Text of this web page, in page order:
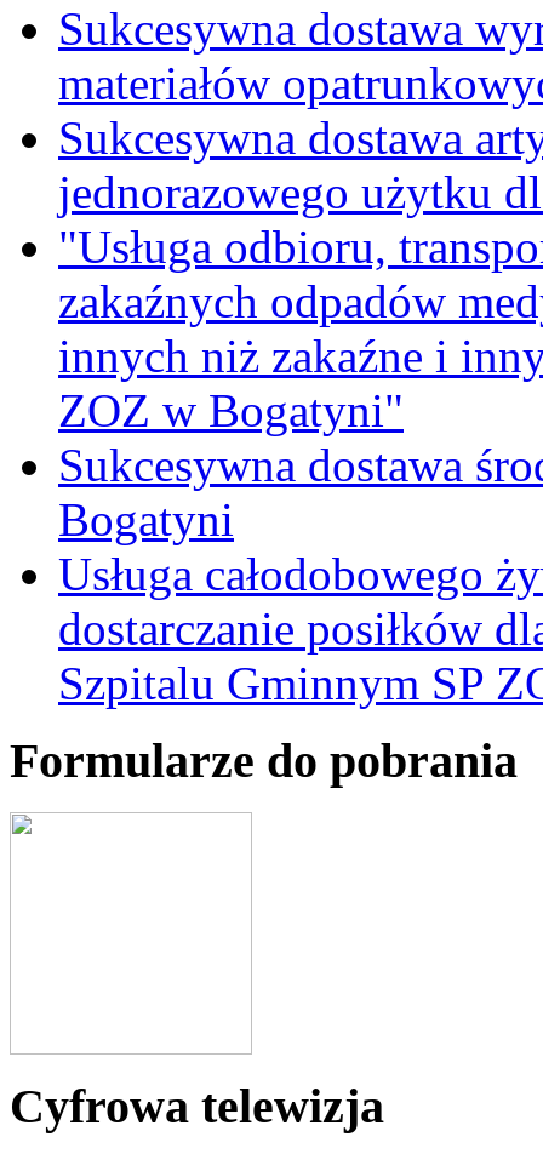
Sukcesywna dostawa
materiałów
Sukcesywna dostawa
jednorazowego użytku
"Usługa odbioru,
zakaźnych odpadów
innych niż zakaźne i
ZOZ w Bogatyni"
Sukcesywna dostawa
Bogatyni
Usługa całodobowego
dostarczanie posiłków
Szpitalu Gminnym SP
Formularze do pobrania
Cyfrowa telewizja